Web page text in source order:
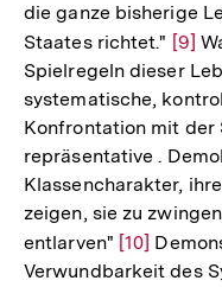
die ganze bisherige
Staates richtet." Zur
der
[9]
Spielregeln dieser
systematische,
Konfrontation mit der
repräsentative .
Klassencharakter,
zeigen, sie zu
entlarven" Zur
Auflösung
[10]
Verwundbarkeit des